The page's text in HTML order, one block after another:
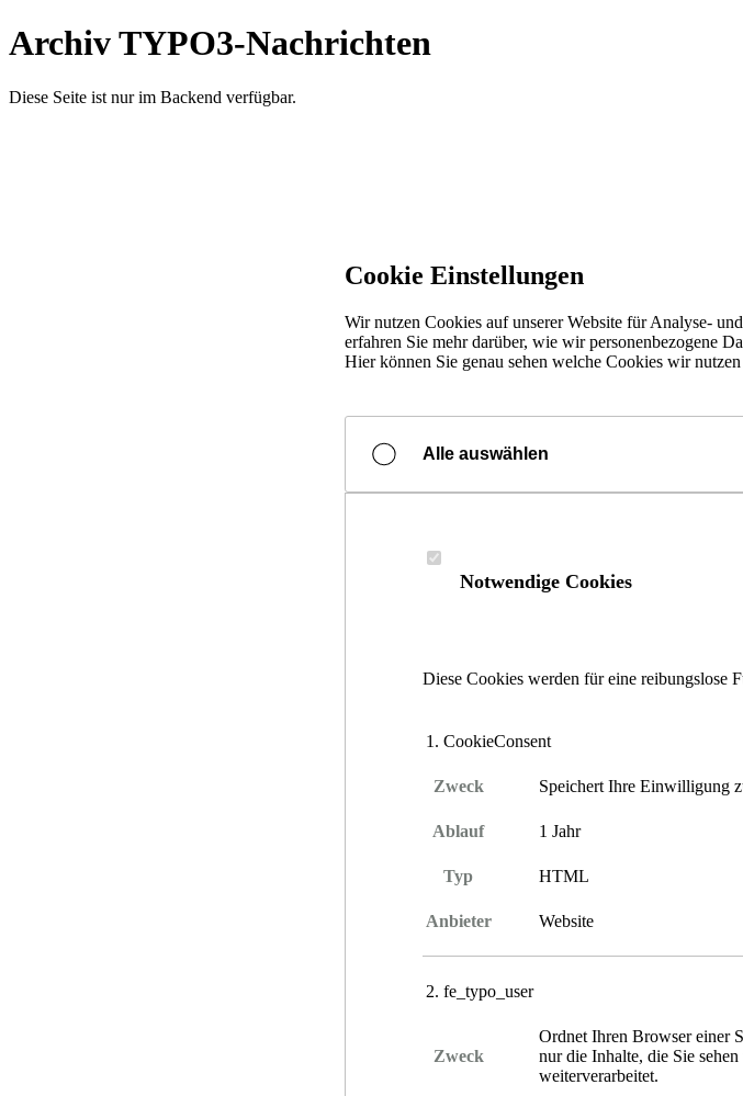
Archiv TYPO3-Nachrichten
Diese Seite ist nur im Backend verfügbar.
Cookie Einstellungen
Wir nutzen Cookies auf unserer Website für Analyse-
erfahren Sie mehr darüber, wie wir personenbezogene
Hier können Sie genau sehen welche Cookies wir
Alle auswählen
Notwendige Cookies
Diese Cookies werden für eine reibungslose
CookieConsent
Zweck Speichert Ihre Einwilligung
Ablauf 1 Jahr
Typ HTML
Anbieter Website
fe_typo_user
Zweck
Ordnet Ihren Browser einer
nur die Inhalte, die Sie
weiterverarbeitet.